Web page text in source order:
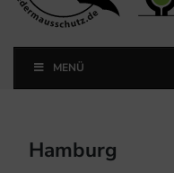
MENÜ
Hamburg